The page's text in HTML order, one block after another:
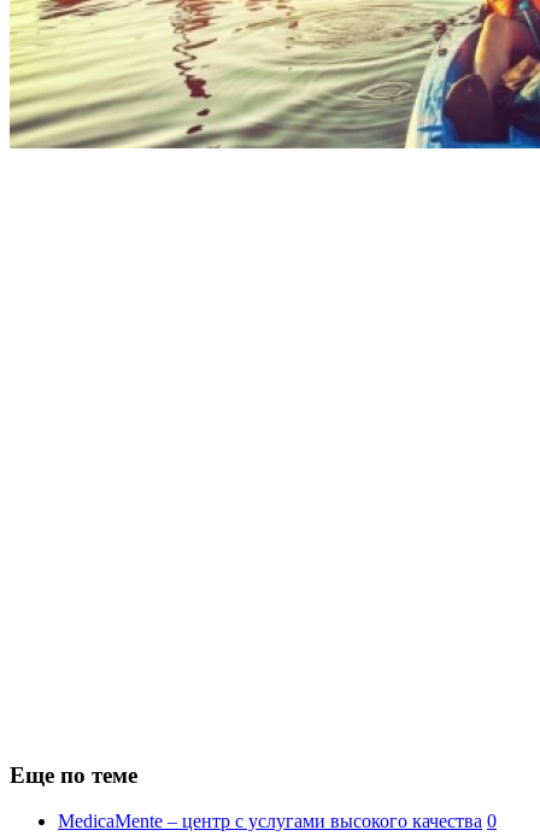
Еще по теме
MedicaMente – центр с услугами высокого качества 0